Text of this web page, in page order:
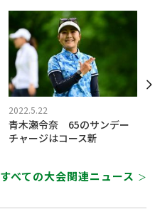
2022.5.22
青木瀬令奈 65のサンデー
チャージはコース新
すべての大会関連ニュース ＞